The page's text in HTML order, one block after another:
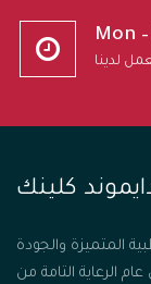
Mon
لدينا
كلينك
المتميزة والجودة
الرعاية التامة من